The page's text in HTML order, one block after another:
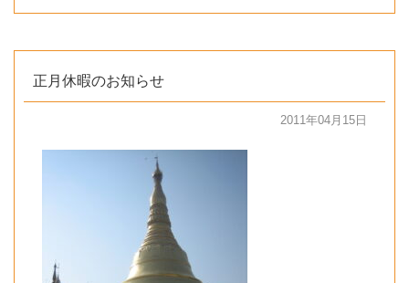
正月休暇のお知らせ
2011年04月15日